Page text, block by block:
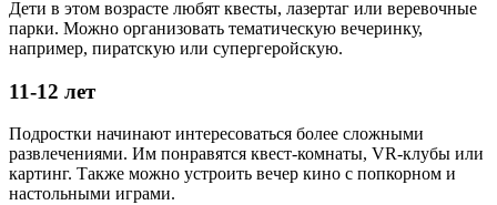
Дети в этом возрасте любят квесты, лазертаг или веревочные
парки. Можно организовать тематическую вечеринку,
например, пиратскую или супергеройскую.
11-12 лет
Подростки начинают интересоваться более сложными
развлечениями. Им понравятся квест-комнаты, VR-клубы или
картинг. Также можно устроить вечер кино с попкорном и
настольными играми.